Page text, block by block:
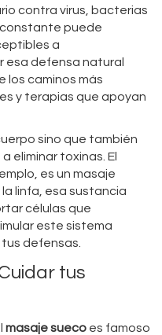
contra virus, bacterias
constante puede
a
esa defensa natural
los caminos más
y terapias que apoyan
sino que también
eliminar toxinas. El
es un masaje
linfa, esa sustancia
células que
este sistema
defensas.
tus
masaje sueco es famoso